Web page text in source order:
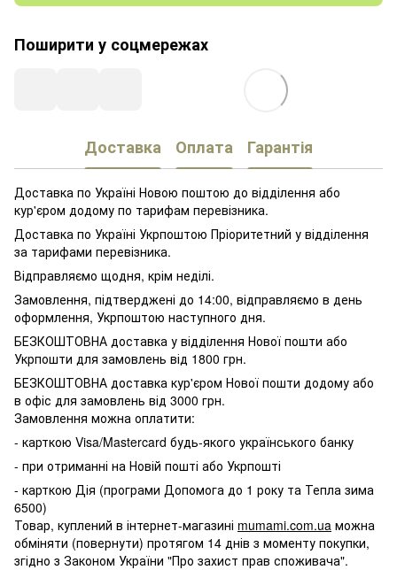
Поширити у соцмережах
Доставка Оплата Гарантія
Доставка по Україні Новою поштою до відділення або
кур'єром додому по тарифам перевізника.
Доставка по Україні Укрпоштою Пріоритетний у відділення
за тарифами перевізника.
Відправляємо щодня, крім неділі.
Замовлення, підтверджені до 14:00, відправляємо в день
оформлення, Укрпоштою наступного дня.
БЕЗКОШТОВНА доставка у відділення Нової пошти або
Укрпошти для замовлень від 1800 грн.
БЕЗКОШТОВНА доставка кур'єром Нової пошти додому або
в офіс для замовлень від 3000 грн.
Замовлення можна оплатити:
- карткою Visa/Mastercard будь-якого українського банку
- при отриманні на Новій пошті або Укрпошті
- карткою Дія (програми Допомога до 1 року та Тепла зима
6500)
Товар, куплений в інтернет-магазині mumami.com.ua можна
обміняти (повернути) протягом 14 днів з моменту покупки,
згідно з Законом України "Про захист прав споживача".